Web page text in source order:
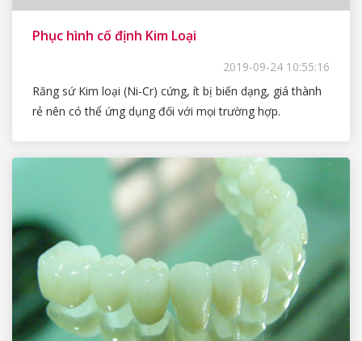
Phục hình cố định Kim Loại
2019-09-24 10:55:16
Răng sứ Kim loại (Ni-Cr) cứng, ít bị biến dạng, giá thành
rẻ nên có thể ứng dụng đối với mọi trường hợp.